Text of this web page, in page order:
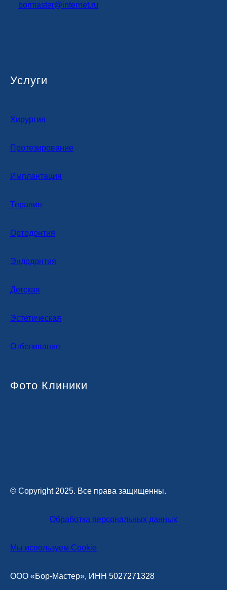
bormaster@internet.ru
Услуги
Хирургия
Протезирование
Имплантация
Терапия
Ортодонтия
Эндодонтия
Детская
Эстетическая
Отбеливание
Фото Клиники
© Copyright 2025. Все права защищенны.
Обработка персональных данных
Мы используем Cookie
ООО «Бор-Мастер», ИНН 5027271328